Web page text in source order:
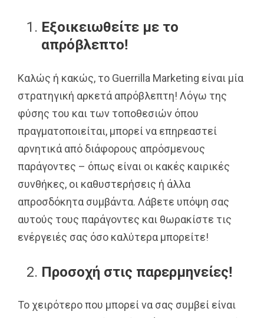
Εξοικειωθείτε με το
απρόβλεπτο!
Καλώς ή κακώς, το Guerrilla Marketing είναι μία
στρατηγική αρκετά απρόβλεπτη! Λόγω της
φύσης του και των τοποθεσιών όπου
πραγματοποιείται, μπορεί να επηρεαστεί
αρνητικά από διάφορους απρόσμενους
παράγοντες – όπως είναι οι κακές καιρικές
συνθήκες, οι καθυστερήσεις ή άλλα
απροσδόκητα συμβάντα. Λάβετε υπόψη σας
αυτούς τους παράγοντες και θωρακίστε τις
ενέργειές σας όσο καλύτερα μπορείτε!
Προσοχή στις παρερμηνείες!
Το χειρότερο που μπορεί να σας συμβεί είναι